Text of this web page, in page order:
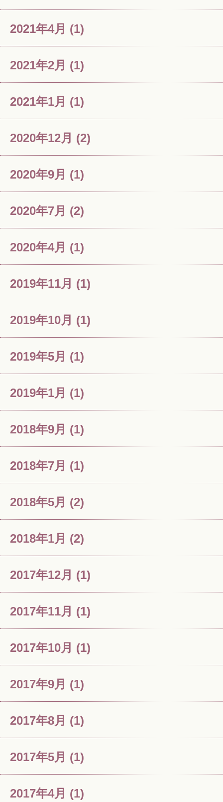
2021年4月 (1)
2021年2月 (1)
2021年1月 (1)
2020年12月 (2)
2020年9月 (1)
2020年7月 (2)
2020年4月 (1)
2019年11月 (1)
2019年10月 (1)
2019年5月 (1)
2019年1月 (1)
2018年9月 (1)
2018年7月 (1)
2018年5月 (2)
2018年1月 (2)
2017年12月 (1)
2017年11月 (1)
2017年10月 (1)
2017年9月 (1)
2017年8月 (1)
2017年5月 (1)
2017年4月 (1)